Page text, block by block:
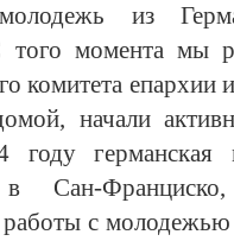
молодежь из
того момента мы
комитета
начали
году
в Сан-
с молодежью